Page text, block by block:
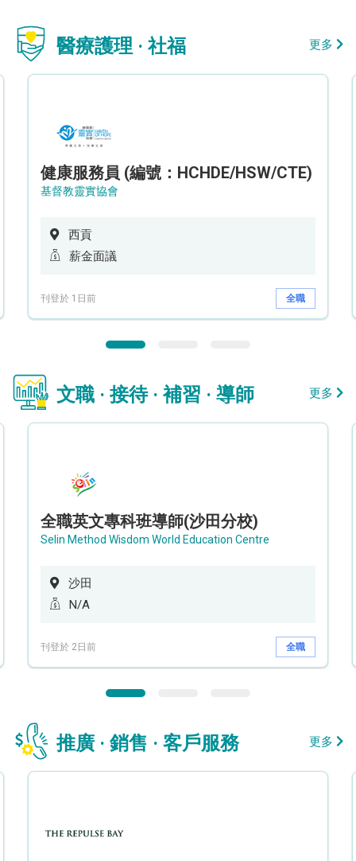
醫療護理 · 社福 更多
健康服務員 (編號：HCHDE/HSW/CTE)
基督教靈實協會
西貢
薪金面議
刊登於 1日前 全職
文職 · 接待 · 補習 · 導師 更多
全職英文專科班導師(沙田分校)
Selin Method Wisdom World Education Centre
沙田
N/A
刊登於 2日前 全職
推廣 · 銷售 · 客戶服務 更多